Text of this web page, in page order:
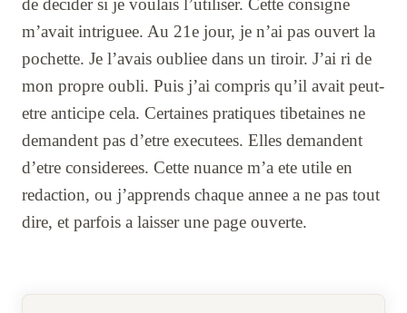
m’avait intriguee. Au 21e jour, je n’ai pas ouvert la
pochette. Je l’avais oubliee dans un tiroir. J’ai ri de
mon propre oubli. Puis j’ai compris qu’il avait peut-
etre anticipe cela. Certaines pratiques tibetaines ne
demandent pas d’etre executees. Elles demandent
d’etre considerees. Cette nuance m’a ete utile en
redaction, ou j’apprends chaque annee a ne pas tout
dire, et parfois a laisser une page ouverte.